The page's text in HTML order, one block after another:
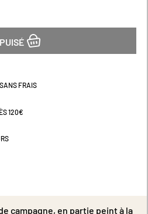
FRAIS
120€
campagne, en partie peint à la